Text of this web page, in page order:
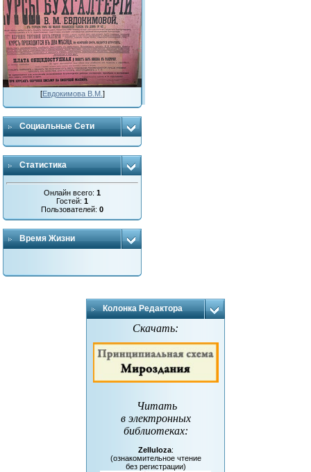
[Евдокимова В.М. ]
Социальные Сети
Статистика
Онлайн всего:1
Гостей:1
Пользователей:0
Время Жизни
Колонка Редактора
Скачать:
Читать
в электронных
библиотеках:
Zelluloza:
(ознакомительное чтение
без регистрации)